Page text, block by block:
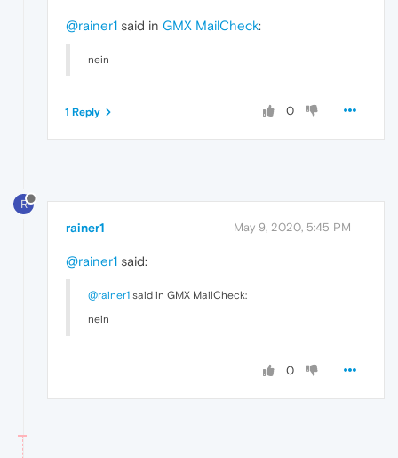
@rainer1 said in GMX MailCheck:
nein
0
1 Reply
R
rainer1 May 9, 2020, 5:45 PM
@rainer1 said:
@rainer1 said in GMX MailCheck:
nein
0